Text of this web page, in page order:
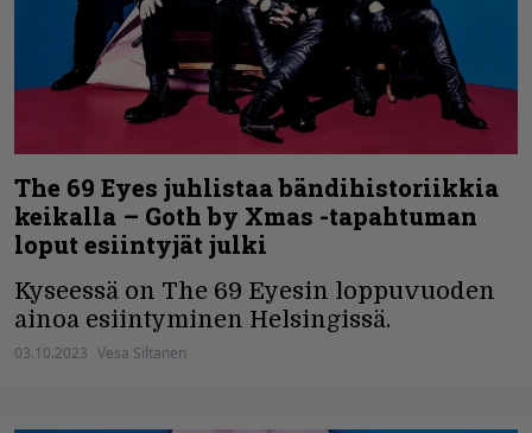
The 69 Eyes juhlistaa bändihistoriikkia
keikalla – Goth by Xmas -tapahtuman
loput esiintyjät julki
Kyseessä on The 69 Eyesin loppuvuoden
ainoa esiintyminen Helsingissä.
03.10.2023 Vesa Siltanen